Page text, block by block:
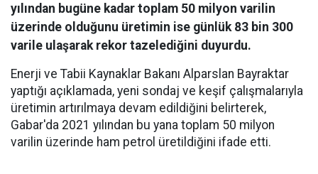
yılından bugüne kadar toplam 50 milyon varilin
üzerinde olduğunu üretimin ise günlük 83 bin 300
varile ulaşarak rekor tazelediğini duyurdu.
Enerji ve Tabii Kaynaklar Bakanı Alparslan Bayraktar
yaptığı açıklamada, yeni sondaj ve keşif çalışmalarıyla
üretimin artırılmaya devam edildiğini belirterek,
Gabar'da 2021 yılından bu yana toplam 50 milyon
varilin üzerinde ham petrol üretildiğini ifade etti.